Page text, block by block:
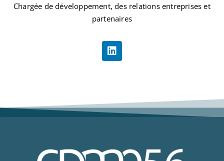
Chargée de développement, des relations entreprises et
partenaires